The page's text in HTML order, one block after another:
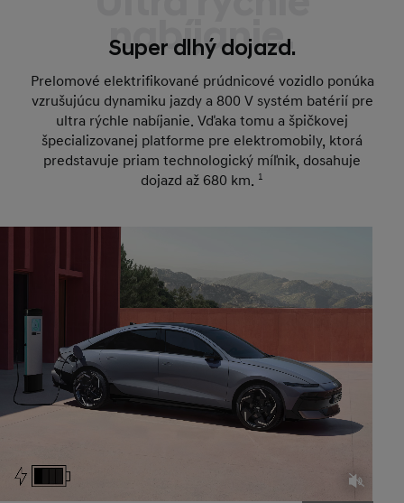
nabíjanie.
Super dlhý dojazd.
Prelomové elektrifikované prúdnicové vozidlo ponúka
vzrušujúcu dynamiku jazdy a 800 V systém batérií pre
ultra rýchle nabíjanie. Vďaka tomu a špičkovej
špecializovanej platforme pre elektromobily, ktorá
predstavuje priam technologický míľnik, dosahuje
dojazd až 680 km. 1